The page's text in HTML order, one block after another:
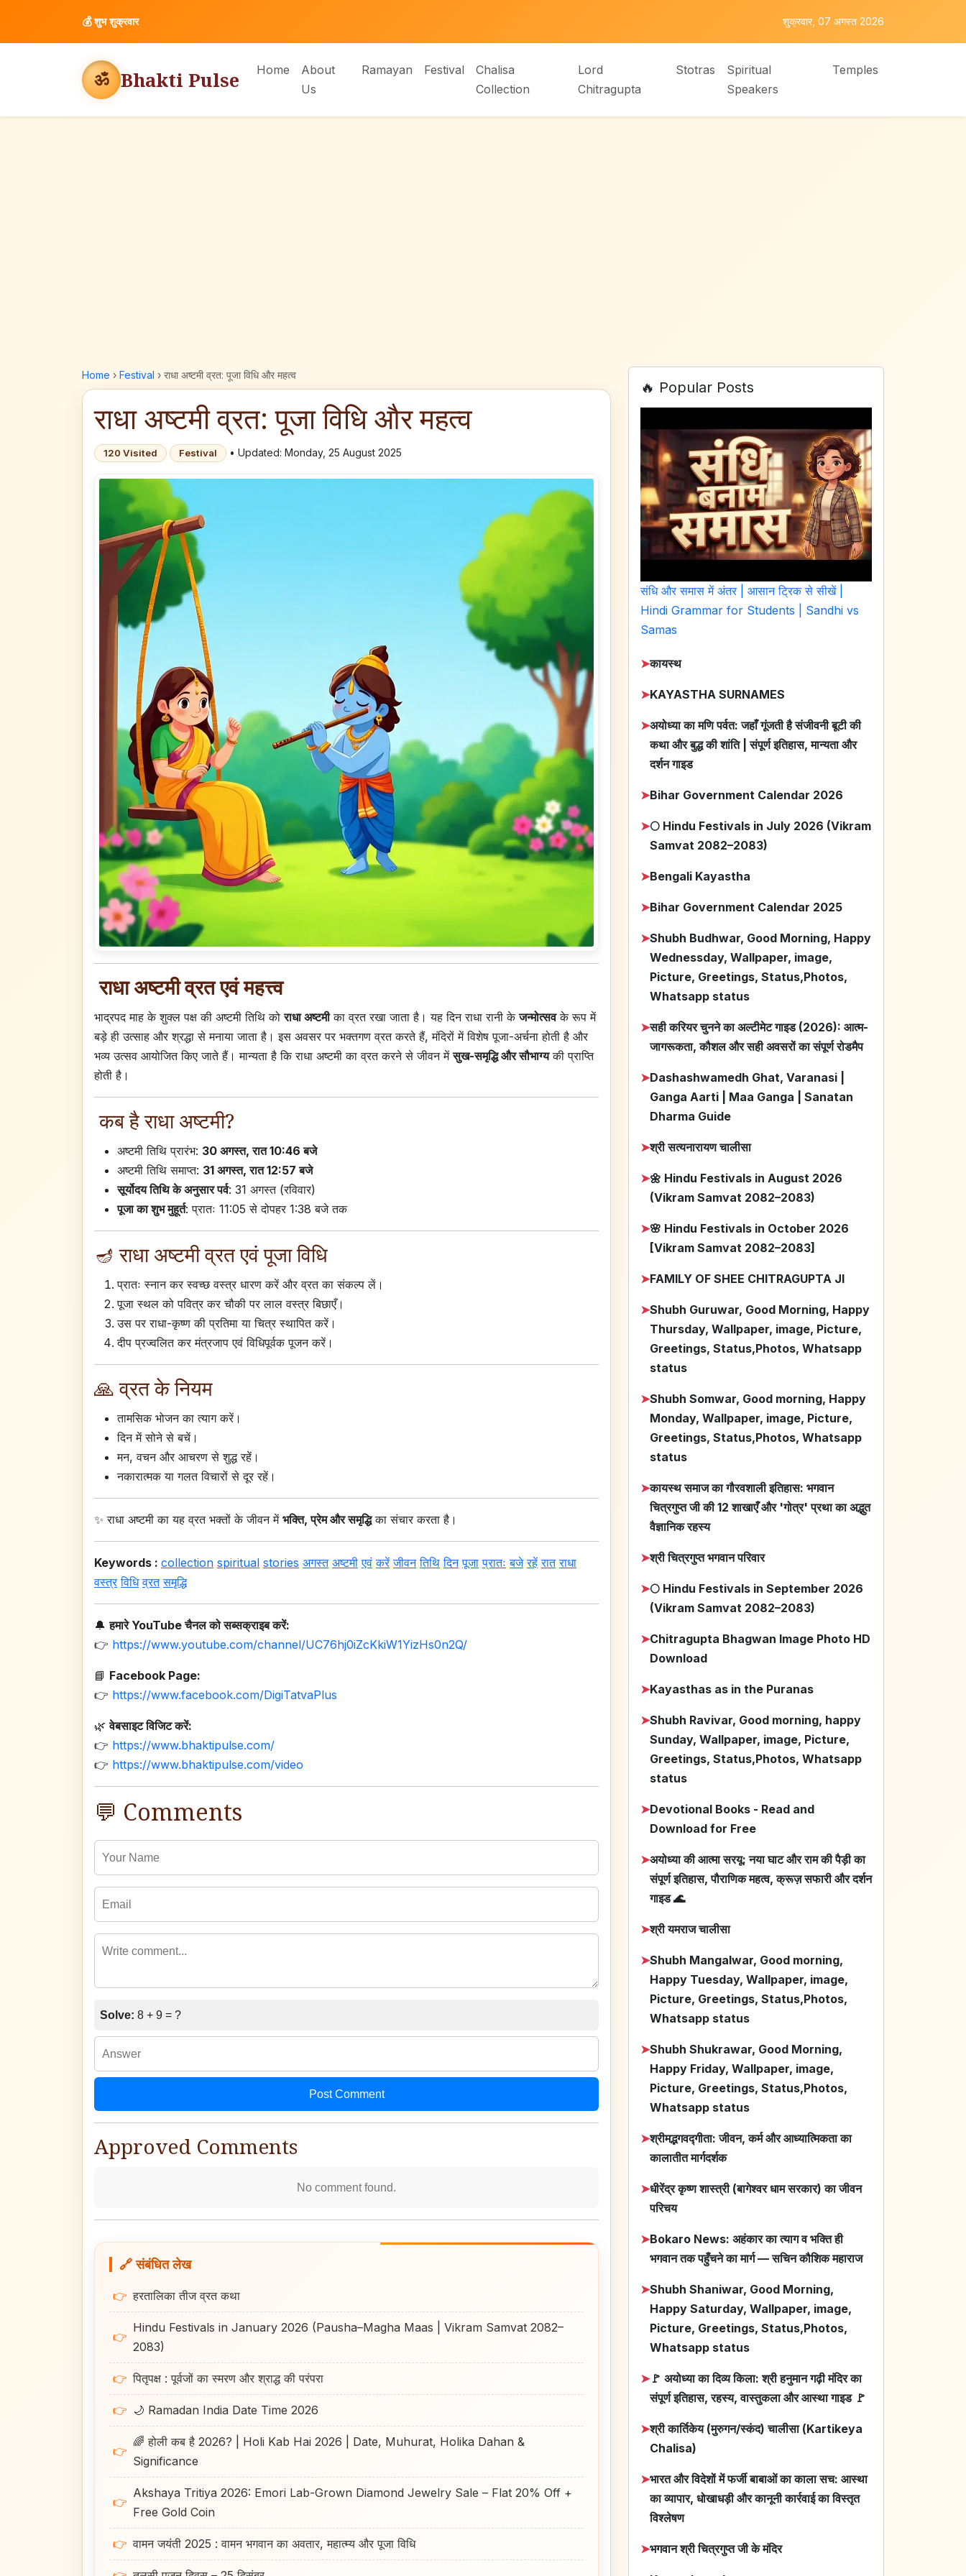
💰शुभ शुक्रवार शुक्रवार, 07 अगस्त 2026
ॐ Bhakti Pulse Home
About
Us
Ramayan Festival
Chalisa
Collection
Lord
Chitragupta
Stotras
Spiritual
Speakers
Temples
Home › Festival › राधा अष्टमी व्रत: पूजा विधि और महत्व
राधा अष्टमी व्रत: पूजा विधि और महत्व
120 Visited Festival • Updated: Monday, 25 August 2025
राधा अष्टमी व्रत एवं महत्त्व
भाद्रपद माह के शुक्ल पक्ष की अष्टमी तिथि कोराधा अष्टमीका व्रत रखा जाता है। यह दिन राधा रानी केजन्मोत्सवके रूप में
बड़े ही उत्साह और श्रद्धा से मनाया जाता है। इस अवसर पर भक्तगण व्रत करते हैं, मंदिरों में विशेष पूजा-अर्चना होती है और
भव्य उत्सव आयोजित किए जाते हैं। मान्यता है कि राधा अष्टमी का व्रत करने से जीवन मेंसुख-समृद्धि और सौभाग्यकी प्राप्ति
होती है।
कब है राधा अष्टमी?
अष्टमी तिथि प्रारंभ: 30 अगस्त, रात 10:46 बजे
अष्टमी तिथि समाप्त: 31 अगस्त, रात 12:57 बजे
सूर्योदय तिथि के अनुसार पर्व: 31 अगस्त (रविवार)
पूजा का शुभ मुहूर्त: प्रातः 11:05 से दोपहर 1:38 बजे तक
🪔 राधा अष्टमी व्रत एवं पूजा विधि
प्रातः स्नान कर स्वच्छ वस्त्र धारण करें और व्रत का संकल्प लें।
पूजा स्थल को पवित्र कर चौकी पर लाल वस्त्र बिछाएँ।
उस पर राधा-कृष्ण की प्रतिमा या चित्र स्थापित करें।
दीप प्रज्वलित कर मंत्रजाप एवं विधिपूर्वक पूजन करें।
🙏 व्रत के नियम
तामसिक भोजन का त्याग करें।
दिन में सोने से बचें।
मन, वचन और आचरण से शुद्ध रहें।
नकारात्मक या गलत विचारों से दूर रहें।
✨ राधा अष्टमी का यह व्रत भक्तों के जीवन में भक्ति, प्रेम और समृद्धिका संचार करता है।
Keywords : collection spiritual stories अगस्त अष्टमी एवं करें जीवन तिथि दिन पूजा प्रातः बजे रहें रात राधा
वस्त्र विधि व्रत समृद्धि
🔔हमारे YouTube चैनल को सब्सक्राइब करें:
👉 https://www.youtube.com/channel/UC76hj0iZcKkiW1YizHs0n2Q/
📘 Facebook Page:
👉 https://www.facebook.com/DigiTatvaPlus
🌿वेबसाइट विजिट करें:
👉 https://www.bhaktipulse.com/
👉 https://www.bhaktipulse.com/video
💬 Comments
Solve: 8 + 9 = ?
Post Comment
Approved Comments
No comment found.
🔗 संबंधित लेख
👉 हरतालिका तीज व्रत कथा
👉
Hindu Festivals in January 2026 (Pausha–Magha Maas | Vikram Samvat 2082–
2083)
👉 पितृपक्ष : पूर्वजों का स्मरण और श्राद्ध की परंपरा
👉 🌙 Ramadan India Date Time 2026
👉
🌈 होली कब है 2026? | Holi Kab Hai 2026 | Date, Muhurat, Holika Dahan &
Significance
👉
Akshaya Tritiya 2026: Emori Lab-Grown Diamond Jewelry Sale – Flat 20% Off +
Free Gold Coin
👉 वामन जयंती 2025 : वामन भगवान का अवतार, महात्म्य और पूजा विधि
🔥 Popular Posts
संधि और समास में अंतर | आसान ट्रिक से सीखें |
Hindi Grammar for Students | Sandhi vs
Samas
➤कायस्थ
➤KAYASTHA SURNAMES
➤अयोध्या का मणि पर्वत: जहाँ गूंजती है संजीवनी बूटी की
कथा और बुद्ध की शांति | संपूर्ण इतिहास, मान्यता और
दर्शन गाइड
➤Bihar Government Calendar 2026
➤🌕 Hindu Festivals in July 2026 (Vikram
Samvat 2082–2083)
➤Bengali Kayastha
➤Bihar Government Calendar 2025
➤Shubh Budhwar, Good Morning, Happy
Wednessday, Wallpaper, image,
Picture, Greetings, Status,Photos,
Whatsapp status
➤सही करियर चुनने का अल्टीमेट गाइड (2026): आत्म-
जागरूकता, कौशल और सही अवसरों का संपूर्ण रोडमैप
➤Dashashwamedh Ghat, Varanasi |
Ganga Aarti | Maa Ganga | Sanatan
Dharma Guide
➤श्री सत्यनारायण चालीसा
➤🌼 Hindu Festivals in August 2026
(Vikram Samvat 2082–2083)
➤🌸 Hindu Festivals in October 2026
[Vikram Samvat 2082–2083]
➤FAMILY OF SHEE CHITRAGUPTA JI
➤Shubh Guruwar, Good Morning, Happy
Thursday, Wallpaper, image, Picture,
Greetings, Status,Photos, Whatsapp
status
➤Shubh Somwar, Good morning, Happy
Monday, Wallpaper, image, Picture,
Greetings, Status,Photos, Whatsapp
status
➤कायस्थ समाज का गौरवशाली इतिहास: भगवान
चित्रगुप्त जी की 12 शाखाएँ और 'गोत्र' प्रथा का अद्भुत
वैज्ञानिक रहस्य
➤श्री चित्रगुप्त भगवान परिवार
➤🌕 Hindu Festivals in September 2026
(Vikram Samvat 2082–2083)
➤Chitragupta Bhagwan Image Photo HD
Download
➤Kayasthas as in the Puranas
➤Shubh Ravivar, Good morning, happy
Sunday, Wallpaper, image, Picture,
Greetings, Status,Photos, Whatsapp
status
➤Devotional Books - Read and
Download for Free
➤अयोध्या की आत्मा सरयू: नया घाट और राम की पैड़ी का
संपूर्ण इतिहास, पौराणिक महत्व, क्रूज़ सफारी और दर्शन
गाइड 🌊
➤श्री यमराज चालीसा
➤Shubh Mangalwar, Good morning,
Happy Tuesday, Wallpaper, image,
Picture, Greetings, Status,Photos,
Whatsapp status
➤Shubh Shukrawar, Good Morning,
Happy Friday, Wallpaper, image,
Picture, Greetings, Status,Photos,
Whatsapp status
➤श्रीमद्भगवद्गीता: जीवन, कर्म और आध्यात्मिकता का
कालातीत मार्गदर्शक
➤धीरेंद्र कृष्ण शास्त्री (बागेश्वर धाम सरकार) का जीवन
परिचय
➤Bokaro News: अहंकार का त्याग व भक्ति ही
भगवान तक पहुँचने का मार्ग — सचिन कौशिक महाराज
➤Shubh Shaniwar, Good Morning,
Happy Saturday, Wallpaper, image,
Picture, Greetings, Status,Photos,
Whatsapp status
➤🚩 अयोध्या का दिव्य किला: श्री हनुमान गढ़ी मंदिर का
संपूर्ण इतिहास, रहस्य, वास्तुकला और आस्था गाइड 🚩
➤श्री कार्तिकेय (मुरुगन/स्कंद) चालीसा (Kartikeya
Chalisa)
➤भारत और विदेशों में फर्जी बाबाओं का काला सच: आस्था
का व्यापार, धोखाधड़ी और कानूनी कार्रवाई का विस्तृत
विश्लेषण
➤भगवान श्री चित्रगुप्त जी के मंदिर